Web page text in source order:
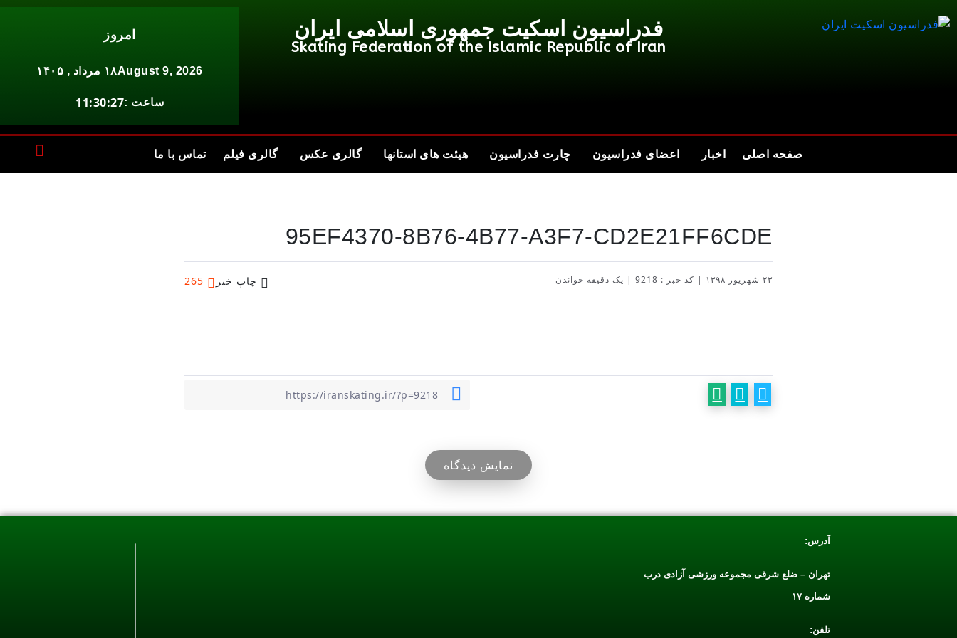
فدراسیون اسکیت جمهوری اسلامی ایران
Skating Federation of the Islamic Republic of Iran
امروز
August 9, 2026۱۸ مرداد , ۱۴۰۵
ساعت :11:30:27
صفحه اصلی اخبار اعضای فدراسیون چارت فدراسیون هیئت های استانها گالری عکس گالری فیلم تماس با ما
95EF4370-8B76-4B77-A3F7-CD2E21FF6CDE
۲۳ شهریور ۱۳۹۸ | کد خبر : 9218 | یک دقیقه خواندن چاپ خبر 265
نمایش دیدگاه
آدرس:
تهران – ضلع شرقی مجموعه ورزشی آزادی درب
شماره ۱۷
تلفن: